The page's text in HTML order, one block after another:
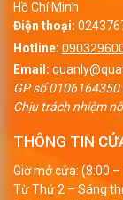
Hồ Chí Minh
Điện thoại:
Hotline:
Email:
GP số
Chịu trách nhiệm
THÔNG TIN
Giờ mở cửa: (8:00 –
Từ Thứ 2 – Sáng